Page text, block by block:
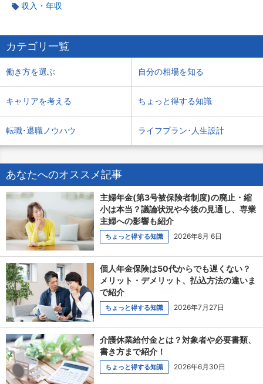
収入・年収
カテゴリ一覧
働き方を選ぶ 自分の相場を知る
キャリアを考える ちょっと得する知識
転職･退職ノウハウ ライフプラン･人生設計
あなたへのオススメ記事
主婦年金(第3号被保険者制度)の廃止・縮
小は本当？議論状況や今後の見通し、専業
主婦への影響も紹介
ちょっと得する知識 2026年8月 6日
個人年金保険は50代からでも遅くない？
メリット・デメリット、払込方法の違いま
で紹介
ちょっと得する知識 2026年7月27日
介護休業給付金とは？対象者や必要書類、
書き方まで紹介！
ちょっと得する知識 2026年6月30日